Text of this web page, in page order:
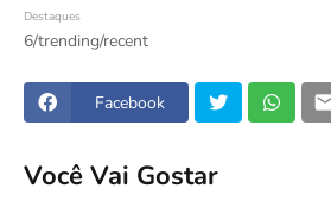
Destaques
6/trending/recent
Facebook
Você Vai Gostar